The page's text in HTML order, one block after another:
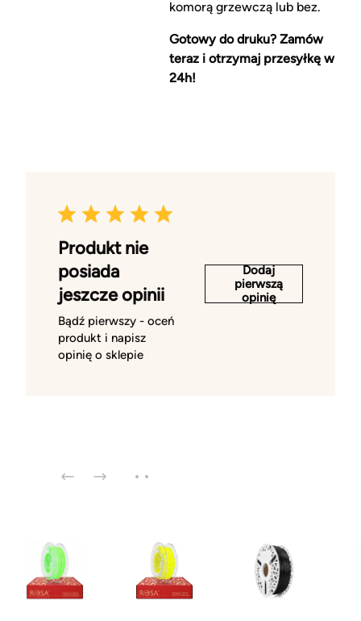
komorą grzewczą lub bez.
Gotowy do druku? Zamów
teraz i otrzymaj przesyłkę w
24h!
Produkt nie
posiada
jeszcze opinii
Bądź pierwszy - oceń
produkt i napisz
opinię o sklepie
Dodaj
pierwszą
opinię